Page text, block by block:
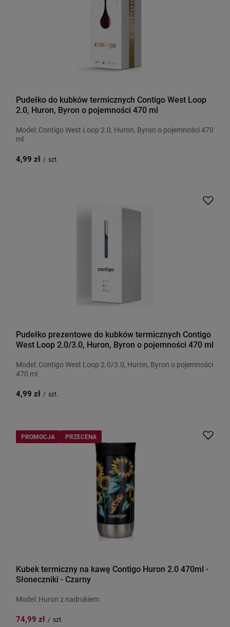
Pudełko do kubków termicznych Contigo West Loop
2.0, Huron, Byron o pojemności 470 ml
Model: Contigo West Loop 2.0, Huron, Byron o pojemności 470
ml
4,99 zł / szt.
Pudełko prezentowe do kubków termicznych Contigo
West Loop 2.0/3.0, Huron, Byron o pojemności 470 ml
Model: Contigo West Loop 2.0/3.0, Huron, Byron o pojemności
470 ml
4,99 zł / szt.
PROMOCJA PRZECENA
Kubek termiczny na kawę Contigo Huron 2.0 470ml -
Słoneczniki - Czarny
Model: Huron z nadrukiem
74,99 zł / szt.